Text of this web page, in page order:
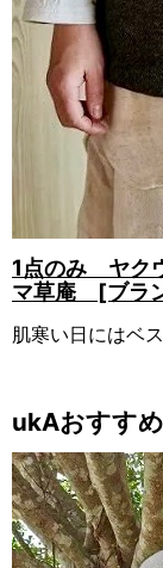
1点のみ ヤク
マ草庵 [ブラ
肌寒い日にはベ
ukAおすす